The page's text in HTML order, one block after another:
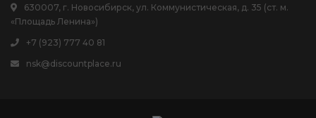
630007, г. Новосибирск, ул. Коммунистическая, д. 35 (ст. м.
«Площадь Ленина»)
+7 (923) 777 40 81
nsk@discountplace.ru